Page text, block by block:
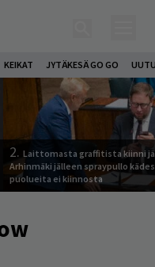
KEIKAT JYTÄKESÄ GO GO
2. Laittomasta graffitista kiinni
Arhinmäki jälleen spraypullo
puolueita ei kiinnosta